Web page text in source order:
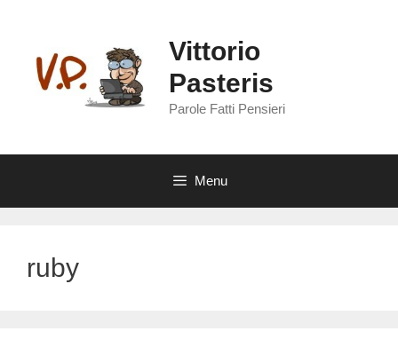
contenuto
Vittorio
Pasteris
Parole Fatti Pensieri
Menu
ruby